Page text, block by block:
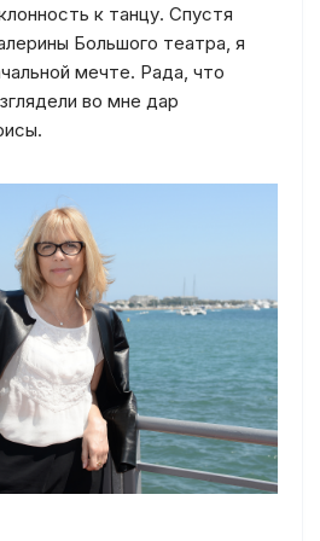
к танцу. Спустя
Большого театра, я
мечте. Рада, что
во мне дар